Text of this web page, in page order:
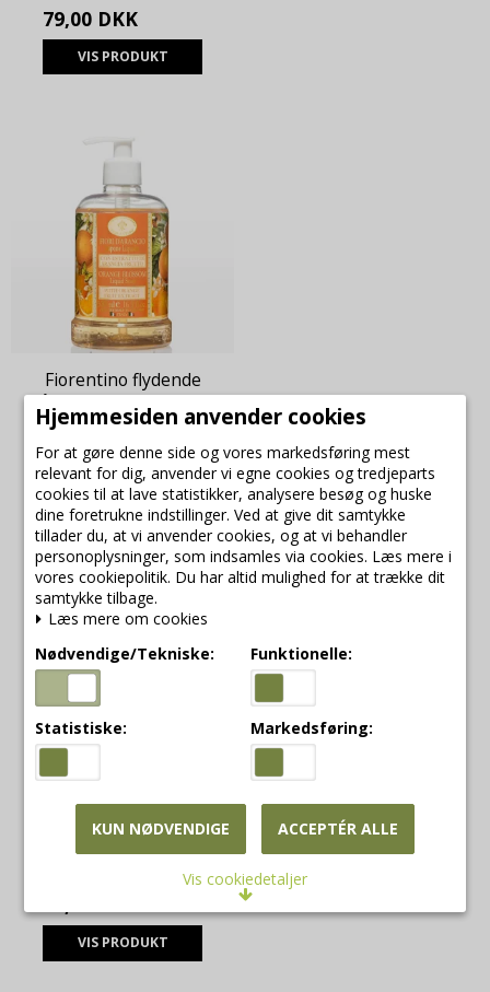
79,00 DKK
VIS PRODUKT
Fiorentino flydende
håndsæbe med orange
blossom
Fiorentino
50T11
Indhold : Aqua (Water),
Sodium Coceth Sulfate,
Coco Betaine, Sodium
Lauroyl Glutamate, Peg-40
Hydrogenated Castor Oil
Trideceth-9, Parfume
Sodium Benzoate,
Phenoxyethanol,
16 Alkyl Glucoside, Sodium
Cocoyl Glicinate, Benzyl
Salicylate, (*) Citrus
Fruit Extract, Linalool,
Geraniol.
(*) Ingrediens fra organic
farming.
VIS PRODUKT
Hjemmesiden anvender cookies
For at gøre denne side og vores markedsføring mest
relevant for dig, anvender vi egne cookies og tredjeparts
cookies til at lave statistikker, analysere besøg og huske
dine foretrukne indstillinger. Ved at give dit samtykke
tillader du, at vi anvender cookies, og at vi behandler
personoplysninger, som indsamles via cookies. Læs mere i
vores cookiepolitik. Du har altid mulighed for at trække dit
samtykke tilbage.
Læs mere om cookies
Nødvendige/Tekniske:
Funktionelle:
Statistiske: Markedsføring:
KUN NØDVENDIGE ACCEPTÉR ALLE
Vis cookiedetaljer
Nødvendige/Tekniske
Tekniske cookies er nødvendige for, at langt de